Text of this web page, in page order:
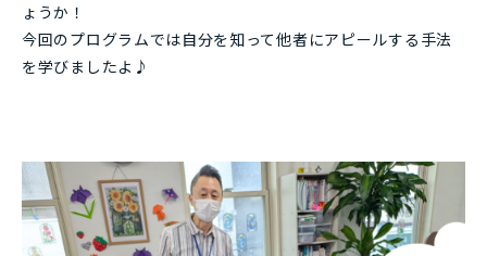
ょうか！
今回のプログラムでは自分を知って他者にアピールする手法
を学びましたよ♪